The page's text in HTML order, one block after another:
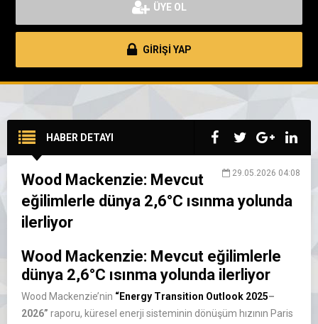
ÜYE OL
GİRİŞİ YAP
HABER DETAYI
29.05.2026 04:08
Wood Mackenzie: Mevcut
eğilimlerle dünya 2,6°C ısınma yolunda
ilerliyor
Wood Mackenzie: Mevcut eğilimlerle
dünya 2,6°C ısınma yolunda ilerliyor
Wood Mackenzie’nin “Energy Transition Outlook 2025–
2026” raporu, küresel enerji sisteminin dönüşüm hızının Paris